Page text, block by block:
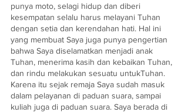
punya moto, selagi hidup dan diberi
kesempatan selalu harus melayani Tuhan
dengan setia dan kerendahan hati. Hal ini
yang membuat Saya juga punya pengertian
bahwa Saya diselamatkan menjadi anak
Tuhan, menerima kasih dan kebaikan Tuhan,
dan rindu melakukan sesuatu untukTuhan.
Karena itu sejak remaja Saya sudah masuk
dalam pelayanan di paduan suara, sampai
kuliah juga di paduan suara. Saya berada di